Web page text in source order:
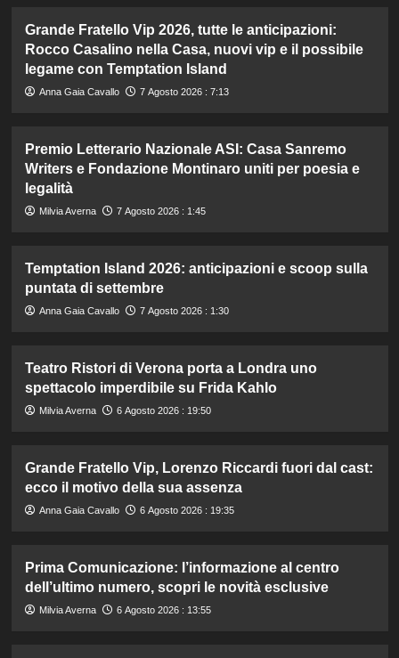
Grande Fratello Vip 2026, tutte le anticipazioni:
Rocco Casalino nella Casa, nuovi vip e il possibile
legame con Temptation Island
Anna Gaia Cavallo 7 Agosto 2026 : 7:13
Premio Letterario Nazionale ASI: Casa Sanremo
Writers e Fondazione Montinaro uniti per poesia e
legalità
Milvia Averna 7 Agosto 2026 : 1:45
Temptation Island 2026: anticipazioni e scoop sulla
puntata di settembre
Anna Gaia Cavallo 7 Agosto 2026 : 1:30
Teatro Ristori di Verona porta a Londra uno
spettacolo imperdibile su Frida Kahlo
Milvia Averna 6 Agosto 2026 : 19:50
Grande Fratello Vip, Lorenzo Riccardi fuori dal cast:
ecco il motivo della sua assenza
Anna Gaia Cavallo 6 Agosto 2026 : 19:35
Prima Comunicazione: l’informazione al centro
dell’ultimo numero, scopri le novità esclusive
Milvia Averna 6 Agosto 2026 : 13:55